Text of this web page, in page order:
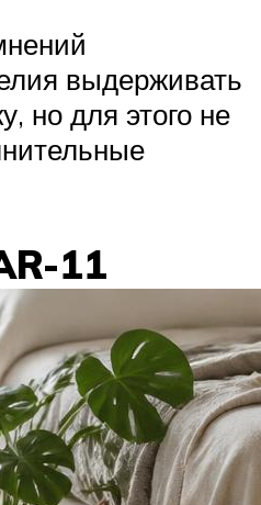
выдерживать
но для этого не
11